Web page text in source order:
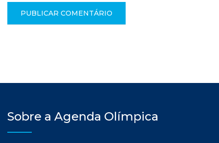
Sobre a Agenda Olímpica